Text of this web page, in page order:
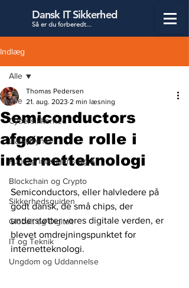
Dansk IT Sikkerhed
Så er du forberedt...
Indlæg
Alle
Cybersikkerhed
Datatilsynet
Kunstig Intelligens og AI
Blockchain og Crypto
Sikkerhedsguiden
Globalt og Digitalt
IT og Teknik
Ungdom og Uddannelse
Alle
Semiconductors
afgørende rolle i
internetteknologi
Thomas Pedersen
21. aug. 2023 2 min læsning
Semiconductors, eller halvledere på
godt dansk, de små chips, der
understøtter vores digitale verden, er
blevet omdrejningspunktet for
internetteknologi.